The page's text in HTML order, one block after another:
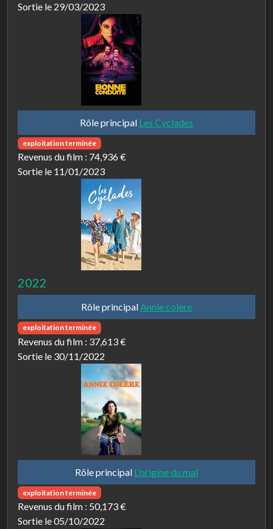
Sortie le 29/03/2023
Rôle principal Les Cyclades
exploitation terminée
Revenus du film : 74,936 €
Sortie le 11/01/2023
2022
Rôle principalAnnie colère
exploitation terminée
Revenus du film : 37,613 €
Sortie le 30/11/2022
Rôle principal L'origine du mal
exploitation terminée
Revenus du film : 50,173 €
Sortie le 05/10/2022